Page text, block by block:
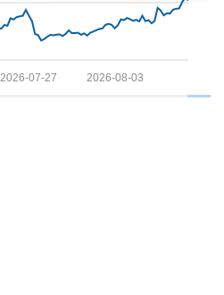
2026-08-03
2026-07-27